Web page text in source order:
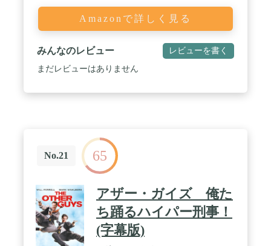
Amazonで詳しく見る
みんなのレビュー レビューを書く
まだレビューはありません
No.21 65
アザー・ガイズ 俺た
ち踊るハイパー刑事！
(字幕版)